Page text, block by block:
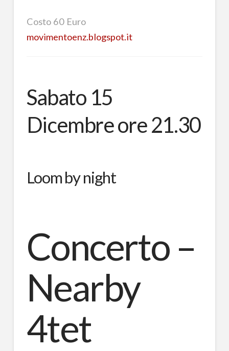
Costo 60 Euro
movimentoenz.blogspot.it
Sabato 15
Dicembre ore 21.30
Loom by night
Concerto –
Nearby
4tet